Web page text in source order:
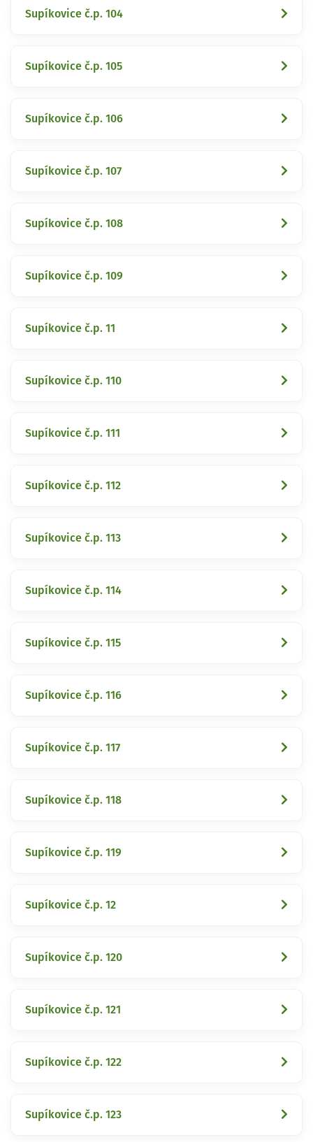
Supíkovice č.p. 104
Supíkovice č.p. 105
Supíkovice č.p. 106
Supíkovice č.p. 107
Supíkovice č.p. 108
Supíkovice č.p. 109
Supíkovice č.p. 11
Supíkovice č.p. 110
Supíkovice č.p. 111
Supíkovice č.p. 112
Supíkovice č.p. 113
Supíkovice č.p. 114
Supíkovice č.p. 115
Supíkovice č.p. 116
Supíkovice č.p. 117
Supíkovice č.p. 118
Supíkovice č.p. 119
Supíkovice č.p. 12
Supíkovice č.p. 120
Supíkovice č.p. 121
Supíkovice č.p. 122
Supíkovice č.p. 123